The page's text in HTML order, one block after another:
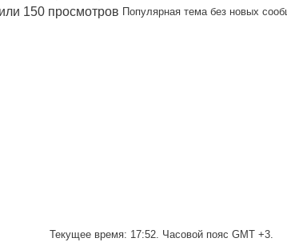
Популярная тема без новых
Текущее время: 17:52. Часовой пояс GMT +3.